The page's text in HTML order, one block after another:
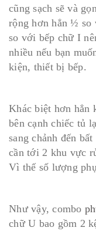
cũng sạch sẽ và
rộng hơn hẳn ½ so
so với bếp chữ I
nhiều nếu bạn
kiện, thiết bị bếp.
Khác biệt hơn hẳn
bên cạnh chiếc tủ
sang chảnh đến
cần tới 2 khu vực
Vì thế số lượng
Như vậy, combo
chữ U bao gồm 2